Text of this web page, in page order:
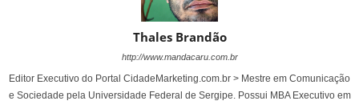
Thales Brandão
http://www.mandacaru.com.br
Editor Executivo do Portal CidadeMarketing.com.br > Mestre em Comunicação
e Sociedade pela Universidade Federal de Sergipe. Possui MBA Executivo em